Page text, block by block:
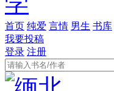
首页 纯爱 言情 男生 书库
我要投稿
登录 注册